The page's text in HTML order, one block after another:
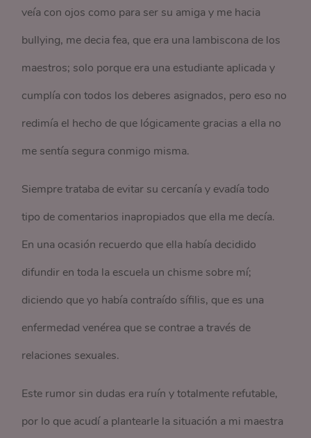
veía con ojos como para ser su amiga y me hacia
bullying, me decia fea, que era una lambiscona de los
maestros; solo porque era una estudiante aplicada y
cumplía con todos los deberes asignados, pero eso no
redimía el hecho de que lógicamente gracias a ella no
me sentía segura conmigo misma.
Siempre trataba de evitar su cercanía y evadía todo
tipo de comentarios inapropiados que ella me decía.
En una ocasión recuerdo que ella había decidido
difundir en toda la escuela un chisme sobre mí;
diciendo que yo había contraído sífilis, que es una
enfermedad venérea que se contrae a través de
relaciones sexuales.
Este rumor sin dudas era ruín y totalmente refutable,
por lo que acudí a plantearle la situación a mi maestra